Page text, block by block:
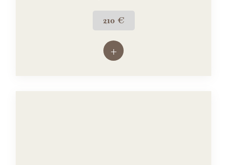
210 €
+